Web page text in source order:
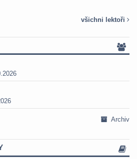
všichni lektoři
Archiv